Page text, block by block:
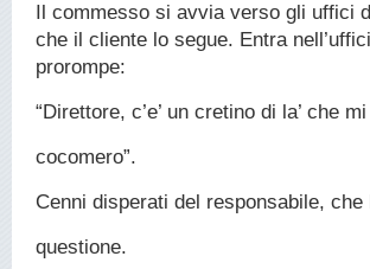
Il commesso si avvia verso gli uffici
che il cliente lo segue. Entra
prorompe:
“Direttore, c’e’ un cretino di la’ che
cocomero”.
Cenni disperati del responsabile,
questione.